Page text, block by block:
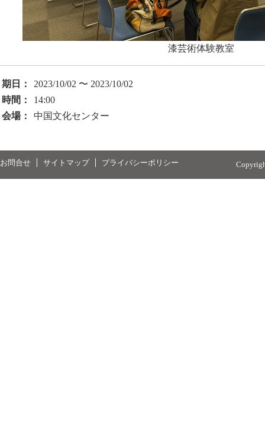
漆芸術体験教室
期日：
2023/10/02 〜 2023/10/02
時間：
14:00
会場：
中国文化センター
お問合せ サイトマップ プライバシーポリシー